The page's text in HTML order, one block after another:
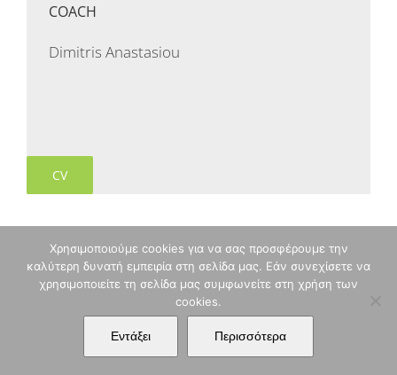
COACH
Dimitris Anastasiou
CV
Χρησιμοποιούμε cookies για να σας προσφέρουμε την
καλύτερη δυνατή εμπειρία στη σελίδα μας. Εάν συνεχίσετε να
χρησιμοποιείτε τη σελίδα μας συμφωνείτε στη χρήση των
cookies.
Εντάξει Περισσότερα